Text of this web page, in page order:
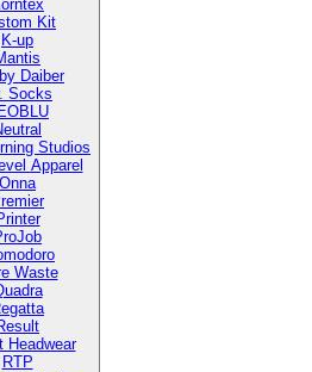
Kit
K-up
Daiber
Socks
Studios
Apparel
Onna
Waste
Headwear
RTP